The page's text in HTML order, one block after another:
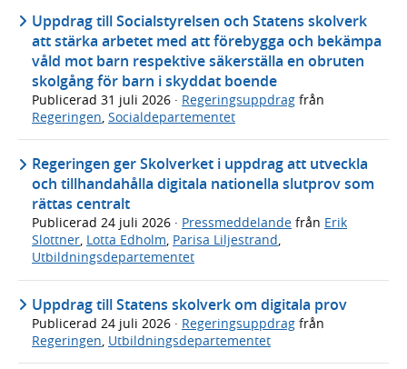
Uppdrag till Socialstyrelsen och Statens skolverk
att stärka arbetet med att förebygga och bekämpa
våld mot barn respektive säkerställa en obruten
skolgång för barn i skyddat boende
Publicerad 31 juli 2026 · Regeringsuppdrag från
Regeringen Socialdepartementet
Regeringen ger Skolverket i uppdrag att utveckla
och tillhandahålla digitala nationella slutprov som
rättas centralt
Publicerad 24 juli 2026 · Pressmeddelande från Erik
Slottner, Lotta Edholm, Parisa Liljestrand,
Utbildningsdepartementet
Uppdrag till Statens skolverk om digitala prov
Publicerad 24 juli 2026 · Regeringsuppdrag från
Regeringen, Utbildningsdepartementet